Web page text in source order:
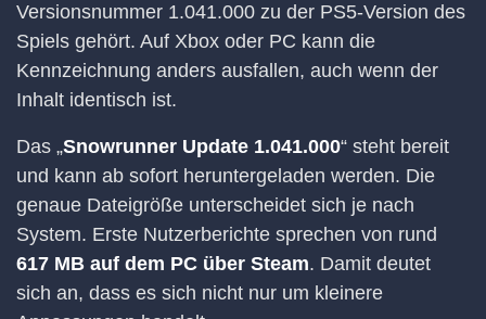
Versionsnummer 1.041.000 zu der PS5-Version des
Spiels gehört. Auf Xbox oder PC kann die
Kennzeichnung anders ausfallen, auch wenn der
Inhalt identisch ist.
Das „Snowrunner Update 1.041.000“ steht bereit
und kann ab sofort heruntergeladen werden. Die
genaue Dateigröße unterscheidet sich je nach
System. Erste Nutzerberichte sprechen von rund
617 MB auf dem PC über Steam. Damit deutet
sich an, dass es sich nicht nur um kleinere